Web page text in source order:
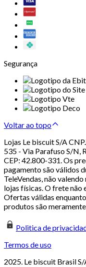
Segurança
Voltar ao topo
Lojas Le biscuit S/A
535 - Via Parafuso S/N,
CEP: 42.800-331. Os
pagamento são válidos
TeleVendas, não
lojas físicas. O frete não
Ofertas válidas
produtos são
Politica de
Termos de uso
2025. Le biscuit Brasil